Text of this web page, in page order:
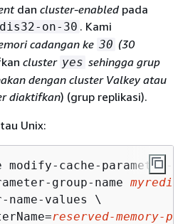
dan cluster-enabled pada
on-30 . Kami
cadangan ke 30 (30
cluster yes sehingga grup
dengan cluster Valkey atau
diaktifkan) (grup replikasi).
Unix:
modify-cache-parameter-
group-name
name-values \
reserved-memory-